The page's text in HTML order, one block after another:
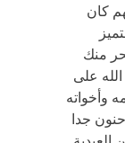
كان
منك
على
وأخواته
جدا